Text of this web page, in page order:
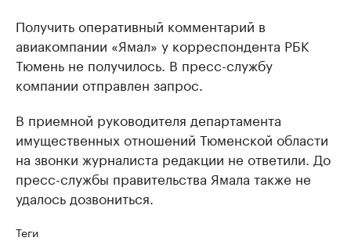
Получить оперативный комментарий в
авиакомпании «Ямал» у корреспондента РБК
Тюмень не получилось. В пресс-службу
компании отправлен запрос.
В приемной руководителя департамента
имущественных отношений Тюменской области
на звонки журналиста редакции не ответили. До
пресс-службы правительства Ямала также не
удалось дозвониться.
Теги